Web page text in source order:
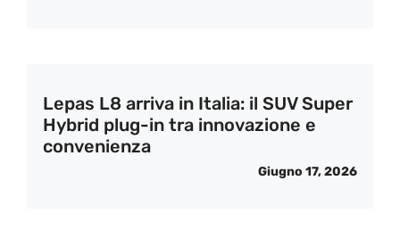
Lepas L8 arriva in Italia: il SUV Super
Hybrid plug-in tra innovazione e
convenienza
Giugno 17, 2026